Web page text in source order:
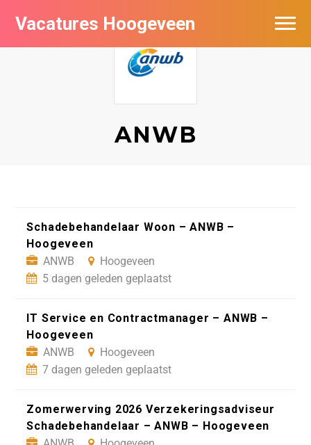
Vacatures Hoogeveen
ANWB
Schadebehandelaar Woon – ANWB –
Hoogeveen
ANWB
Hoogeveen
5 dagen geleden geplaatst
IT Service en Contractmanager – ANWB –
Hoogeveen
ANWB
Hoogeveen
7 dagen geleden geplaatst
Zomerwerving 2026 Verzekeringsadviseur
Schadebehandelaar – ANWB – Hoogeveen
Vacatures per bedrijf